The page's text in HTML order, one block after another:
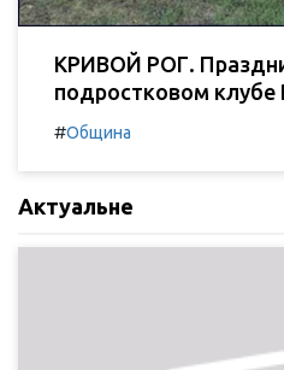
КРИВОЙ РОГ.
подростковом клубе
#Община
Актуальне